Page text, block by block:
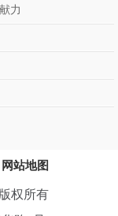
力
网站地图
权所有